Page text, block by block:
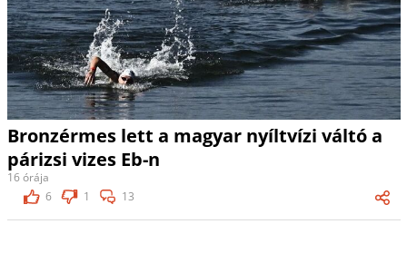
Bronzérmes lett a magyar nyíltvízi váltó a
párizsi vizes Eb-n
16 órája
6
1 13